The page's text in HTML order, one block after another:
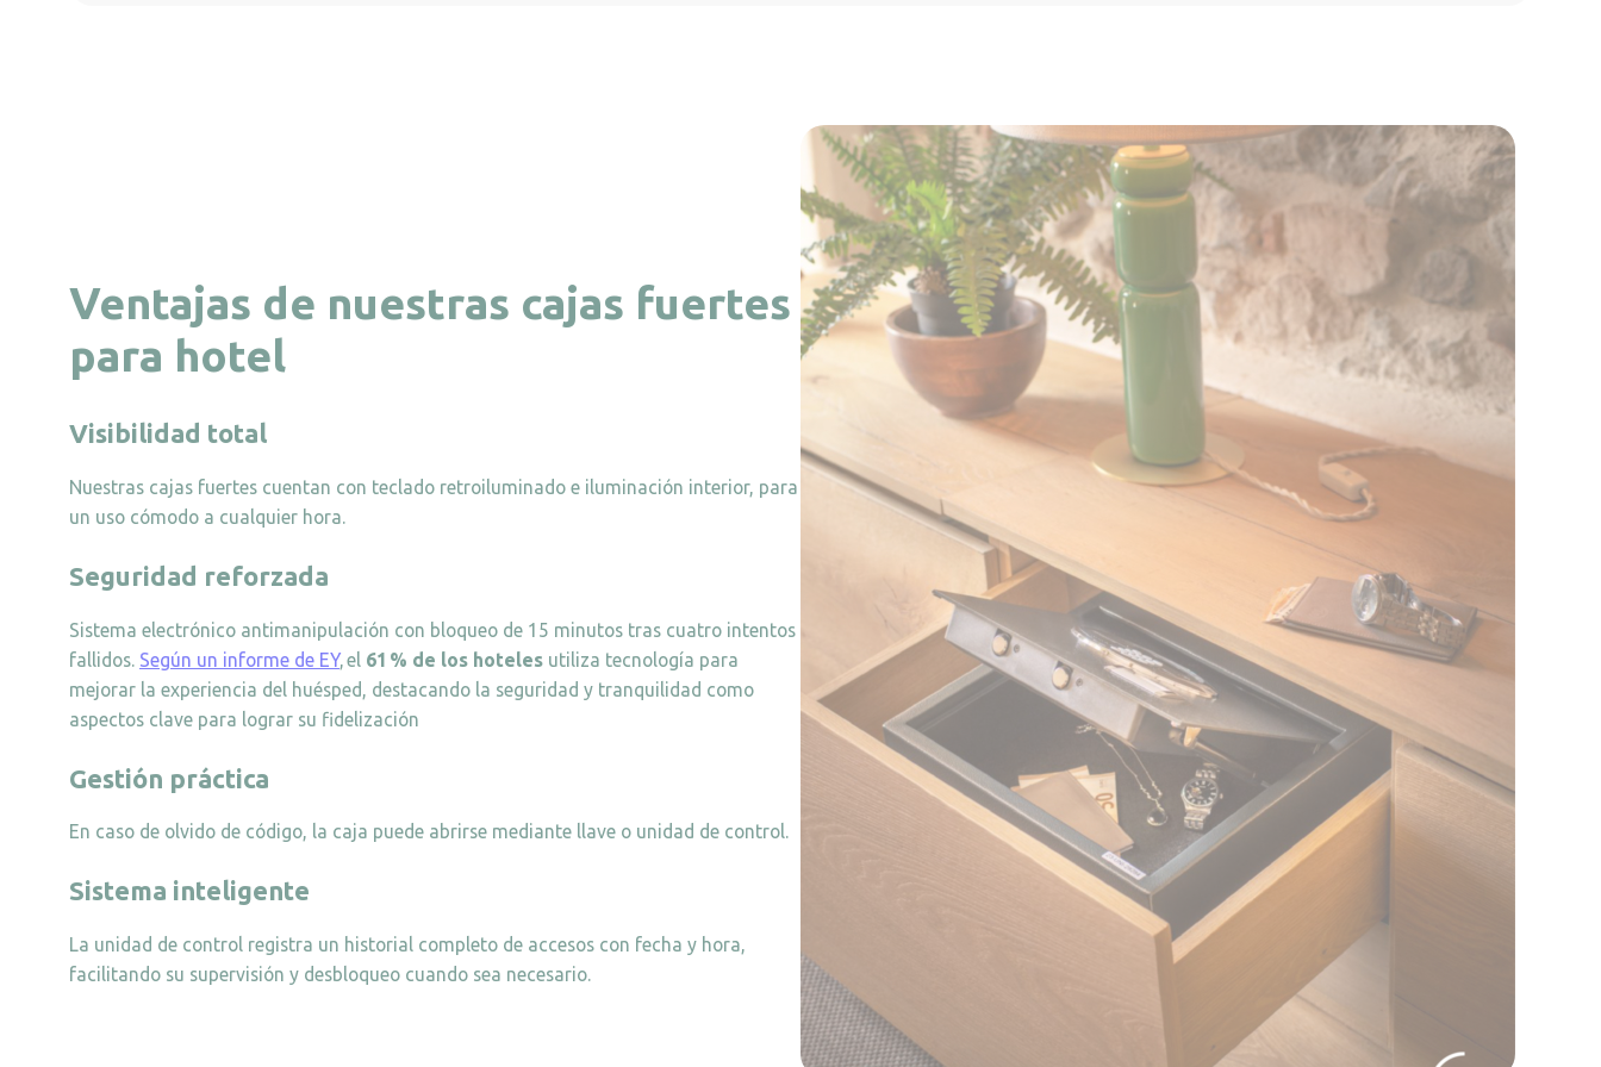
Ventajas de nuestras cajas fuertes
para hotel
Visibilidad total
Nuestras cajas fuertes cuentan con teclado retroiluminado e iluminación interior, para
un uso cómodo a cualquier hora.
Seguridad reforzada
Sistema electrónico antimanipulación con bloqueo de 15 minutos tras cuatro intentos
fallidos. Según un informe de EY, el 61 % de los hoteles utiliza tecnología para
mejorar la experiencia del huésped, destacando la seguridad y tranquilidad como
aspectos clave para lograr su fidelización
Gestión práctica
En caso de olvido de código, la caja puede abrirse mediante llave o unidad de control.
Sistema inteligente
La unidad de control registra un historial completo de accesos con fecha y hora,
facilitando su supervisión y desbloqueo cuando sea necesario.